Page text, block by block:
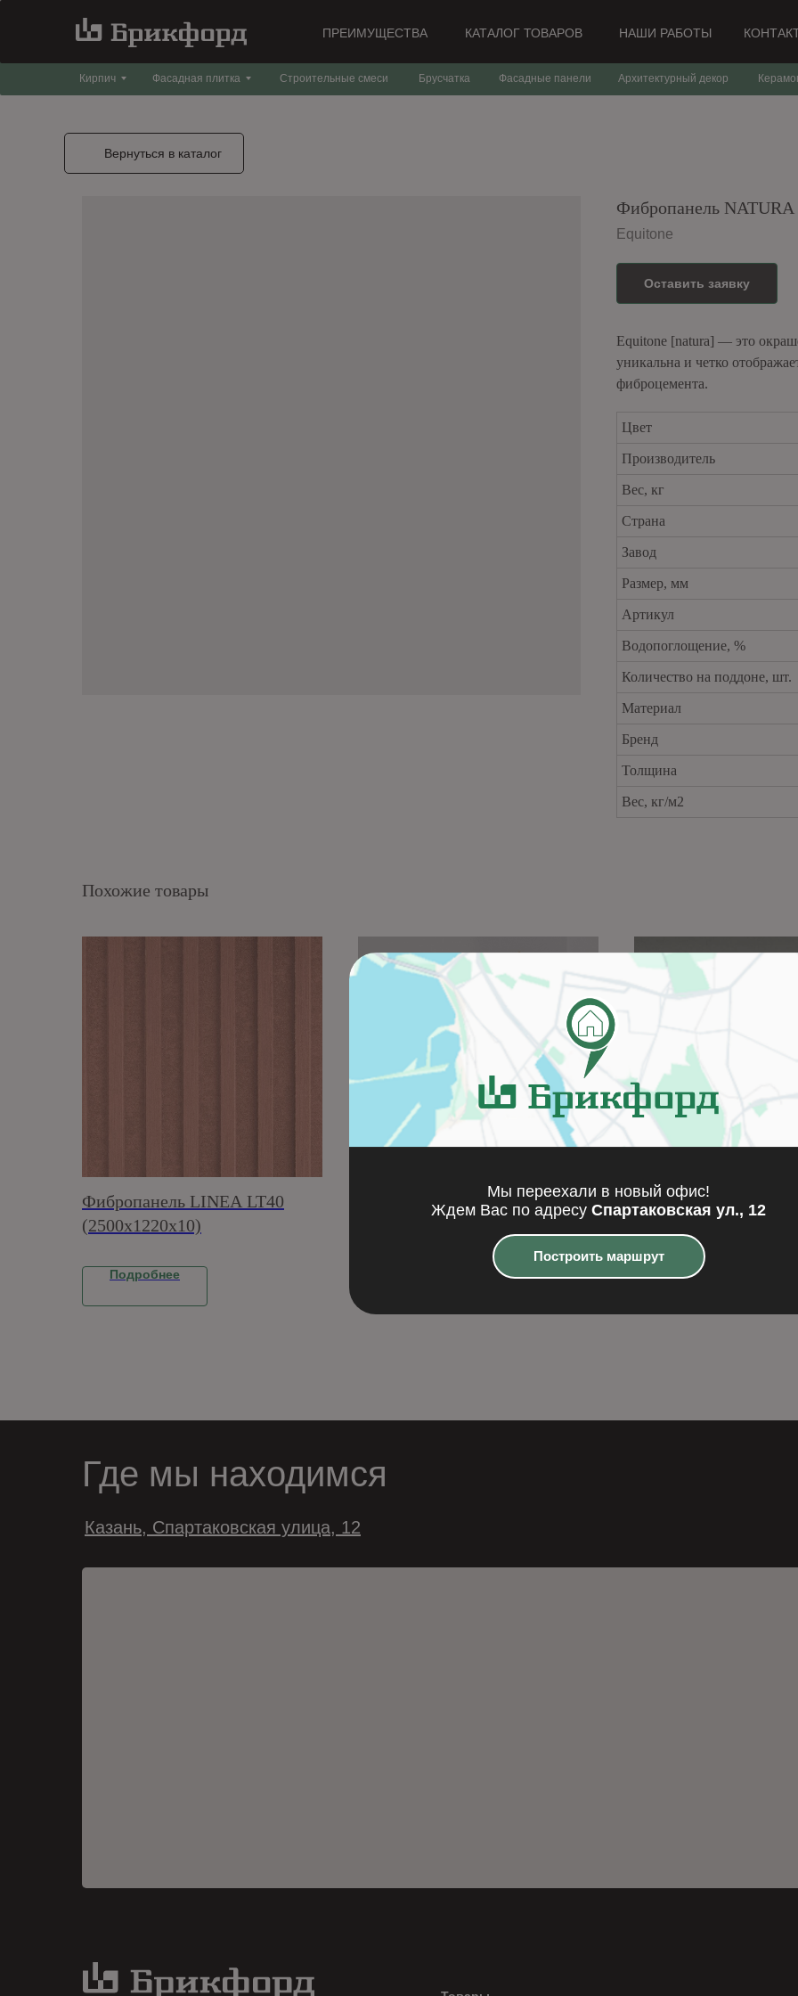
Фасадная плитка Брусчатка Фасадные панели Архитектурный декор
Строительные смеси
Кирпич
ПРЕИМУЩЕСТВА КАТАЛОГ ТОВАРОВ НАШИ РАБОТЫ
Вернуться в каталог
Фибропанель
Equitone
Оставить заявку
Equitone [natura] — это
уникальна и четко
фиброцемента.
Цвет
Производитель
Вес, кг
Страна
Завод
Размер, мм
Артикул
Водопоглощение, %
Количество на поддоне, шт.
Материал
Бренд
Толщина
Вес, кг/м2
Похожие товары
Фибропанель LINEA LT40
(2500x1220x10)
Подробнее
PATTERN polished PL30
Фибропанель
(2500x1250x8)
Подробнее
Где мы находимся
Казань, Спартаковская улица, 12
Мы переехали в новый офис!
Ждем Вас по адресу Спартаковская ул., 12
Построить маршрут